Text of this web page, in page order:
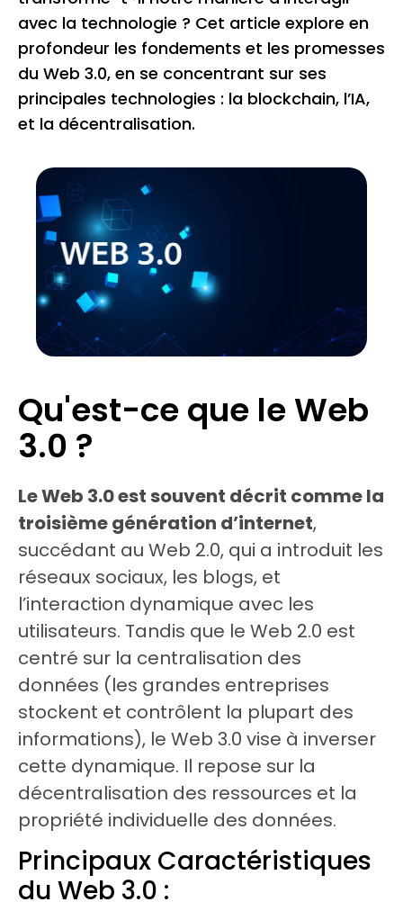
avec la technologie ? Cet article explore en
profondeur les fondements et les promesses
du Web 3.0, en se concentrant sur ses
principales technologies : la blockchain, l’IA,
et la décentralisation.
Qu'est-ce que le Web
3.0 ?
Le Web 3.0 est souvent décrit comme la
troisième génération d’internet,
succédant au Web 2.0, qui a introduit les
réseaux sociaux, les blogs, et
l’interaction dynamique avec les
utilisateurs. Tandis que le Web 2.0 est
centré sur la centralisation des
données (les grandes entreprises
stockent et contrôlent la plupart des
informations), le Web 3.0 vise à inverser
cette dynamique. Il repose sur la
décentralisation des ressources et la
propriété individuelle des données.
Principaux Caractéristiques
du Web 3.0 :